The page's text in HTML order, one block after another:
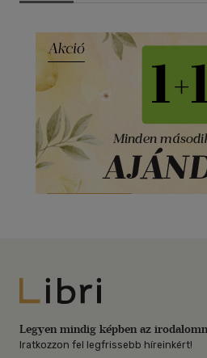
Libri
Legyen mindig képben az
Iratkozzon fel legfrissebb híreinkért!